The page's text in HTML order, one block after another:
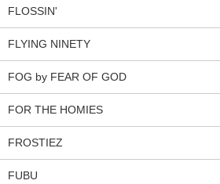
FLOSSIN'
FLYING NINETY
FOG by FEAR OF GOD
FOR THE HOMIES
FROSTIEZ
FUBU